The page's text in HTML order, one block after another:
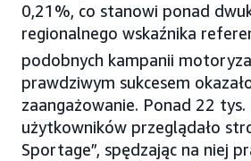
0,21%, co stanowi ponad
regionalnego wskaźnika
podobnych kampanii
prawdziwym sukcesem
zaangażowanie. Ponad 22 tys.
użytkowników przeglądało
Sportage”, spędzając na niej